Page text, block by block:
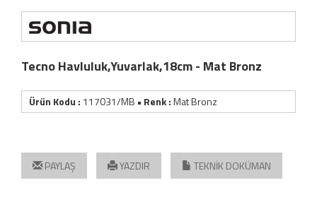
Tecno Havluluk,Yuvarlak,18cm - Mat Bronz
Ürün Kodu : 117031/MB • Renk :Mat Bronz
PAYLAŞ YAZDIR TEKNİK DOKÜMAN